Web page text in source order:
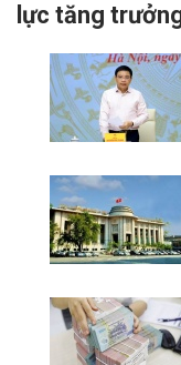
lực tăng